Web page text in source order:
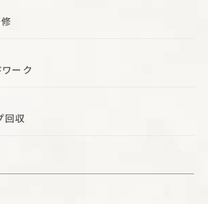
ワーク
回収